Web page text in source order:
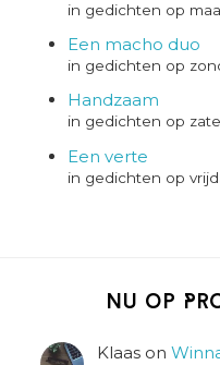
in gedichten op
Een macho duo
in gedichten op
Handzaam
in gedichten op
Een verte
in gedichten op
Nu op
Klaas on